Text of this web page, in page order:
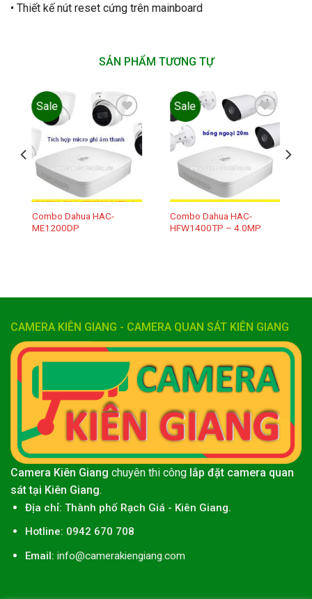
• Thiết kế nút reset cứng trên mainboard
SẢN PHẨM TƯƠNG TỰ
Sale
Add to
wishlist
Combo Dahua HAC-
ME1200DP
Sale
Add to
wishlist
Combo Dahua HAC-
HFW1400TP – 4.0MP
CAMERA KIÊN GIANG - CAMERA QUAN SÁT KIÊN GIANG
Camera Kiên Giang chuyên thi công lắp đặt camera quan
sát tại Kiên Giang.
Địa chỉ: Thành phố Rạch Giá - Kiên Giang.
Hotline: 0942 670 708
Email: info@camerakiengiang.com